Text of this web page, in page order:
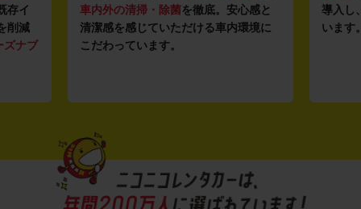
存イ
削減
ズナブ
車内外の清掃・除菌を徹底。安心感と
清潔感を感じていただける車内環境に
こだわっています。
導入し
います